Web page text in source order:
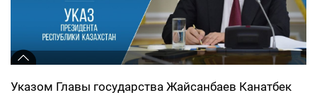
Указом Главы государства Жайсанбаев Канатбек